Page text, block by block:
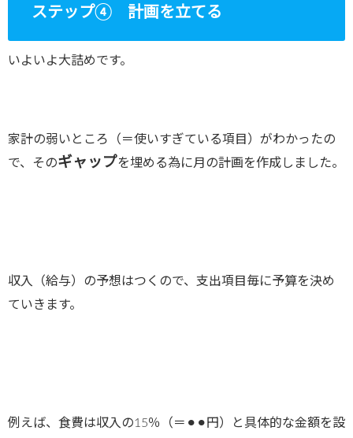
ステップ④ 計画を立てる
いよいよ大詰めです。
家計の弱いところ（＝使いすぎている項目）がわかったの
で、そのギャップを埋める為に月の計画を作成しました。
収入（給与）の予想はつくので、支出項目毎に予算を決め
ていきます。
例えば、食費は収入の15％（＝⚫︎⚫︎円）と具体的な金額を設